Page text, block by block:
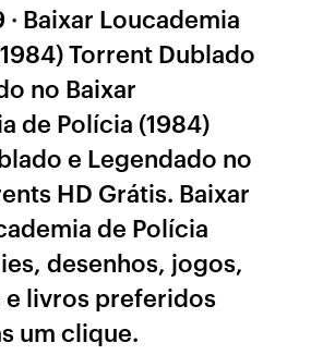
Baixar Loucademia
Torrent Dublado
no Baixar
de Polícia (1984)
e Legendado no
HD Grátis. Baixar
de Polícia
desenhos, jogos,
e livros preferidos
um clique.